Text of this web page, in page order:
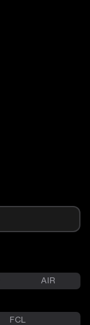
AIR
FCL